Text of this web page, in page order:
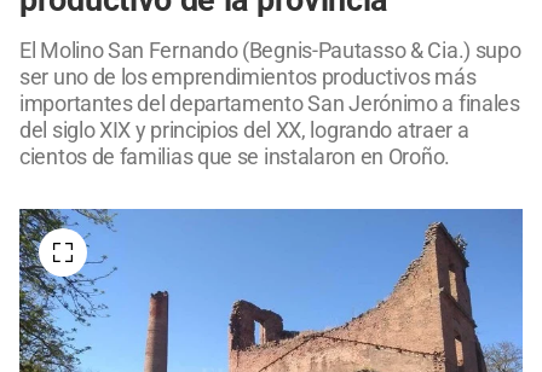
El Molino San Fernando (Begnis-Pautasso & Cia.) supo
ser uno de los emprendimientos productivos más
importantes del departamento San Jerónimo a finales
del siglo XIX y principios del XX, logrando atraer a
cientos de familias que se instalaron en Oroño.